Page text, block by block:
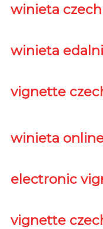
winieta
winieta
vignette
winieta
electronic
vignette